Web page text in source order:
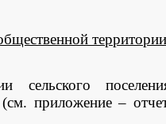
приложение –